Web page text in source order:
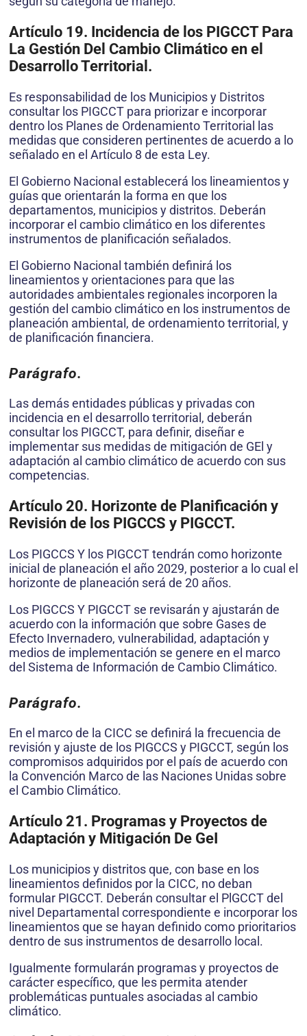
Artículo 19. Incidencia de los PIGCCT Para
La Gestión Del Cambio Climático en el
Desarrollo Territorial.
Es responsabilidad de los Municipios y Distritos
consultar los PIGCCT para priorizar e incorporar
dentro los Planes de Ordenamiento Territorial las
medidas que consideren pertinentes de acuerdo a lo
señalado en el Artículo 8 de esta Ley.
El Gobierno Nacional establecerá los lineamientos y
guías que orientarán la forma en que los
departamentos, municipios y distritos. Deberán
incorporar el cambio climático en los diferentes
instrumentos de planificación señalados.
El Gobierno Nacional también definirá los
lineamientos y orientaciones para que las
autoridades ambientales regionales incorporen la
gestión del cambio climático en los instrumentos de
planeación ambiental, de ordenamiento territorial, y
de planificación financiera.
Parágrafo.
Las demás entidades públicas y privadas con
incidencia en el desarrollo territorial, deberán
consultar los PIGCCT, para definir, diseñar e
implementar sus medidas de mitigación de GEl y
adaptación al cambio climático de acuerdo con sus
competencias.
Artículo 20. Horizonte de Planificación y
Revisión de los PIGCCS y PIGCCT.
Los PIGCCS Y los PIGCCT tendrán como horizonte
inicial de planeación el año 2029, posterior a lo cual el
horizonte de planeación será de 20 años.
Los PIGCCS Y PIGCCT se revisarán y ajustarán de
acuerdo con la información que sobre Gases de
Efecto Invernadero, vulnerabilidad, adaptación y
medios de implementación se genere en el marco
del Sistema de Información de Cambio Climático.
Parágrafo.
En el marco de la CICC se definirá la frecuencia de
revisión y ajuste de los PIGCCS y PIGCCT, según los
compromisos adquiridos por el país de acuerdo con
la Convención Marco de las Naciones Unidas sobre
el Cambio Climático.
Artículo 21. Programas y Proyectos de
Adaptación y Mitigación De GeI
Los municipios y distritos que, con base en los
lineamientos definidos por la CICC, no deban
formular PIGCCT. Deberán consultar el PlGCCT del
nivel Departamental correspondiente e incorporar los
lineamientos que se hayan definido como prioritarios
dentro de sus instrumentos de desarrollo local.
Igualmente formularán programas y proyectos de
carácter específico, que les permita atender
problemáticas puntuales asociadas al cambio
climático.